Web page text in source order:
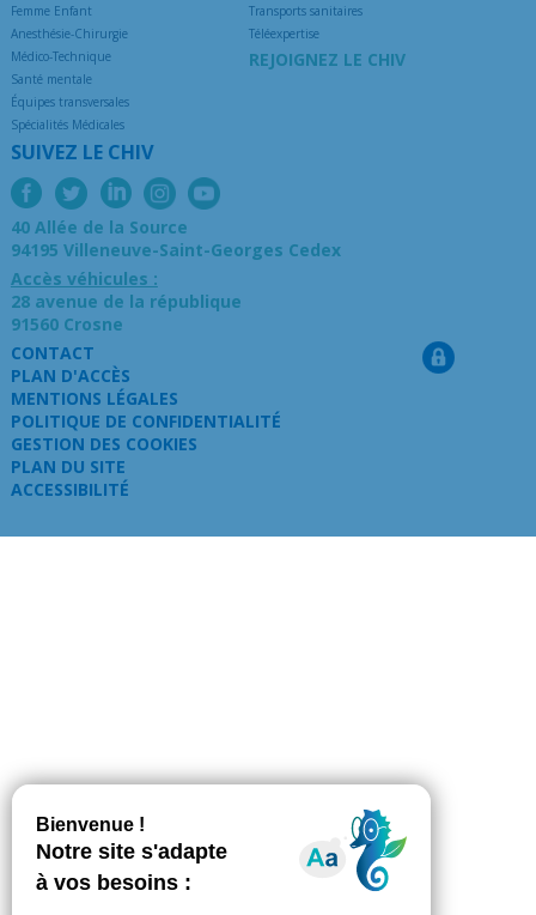
Femme Enfant
Anesthésie-Chirurgie
Médico-Technique
Santé mentale
Équipes transversales
Spécialités Médicales
Transports sanitaires
Téléexpertise
REJOIGNEZ LE CHIV
SUIVEZ LE CHIV
40 Allée de la Source
94195 Villeneuve-Saint-Georges Cedex
Accès véhicules :
28 avenue de la république
91560 Crosne
CONTACT
PLAN D'ACCÈS
MENTIONS LÉGALES
POLITIQUE DE CONFIDENTIALITÉ
GESTION DES COOKIES
PLAN DU SITE
ACCESSIBILITÉ